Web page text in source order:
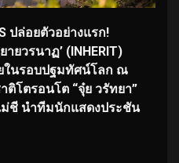
ปล่อยตัวอย่างแรก!
ยวรนาฏ’ (INHERIT)
ในรอบปฐมทัศน์โลก ณ
โตรอนโต “จุ๋ย วรัทยา”
ชี นำทีมนักแสดงประชัน